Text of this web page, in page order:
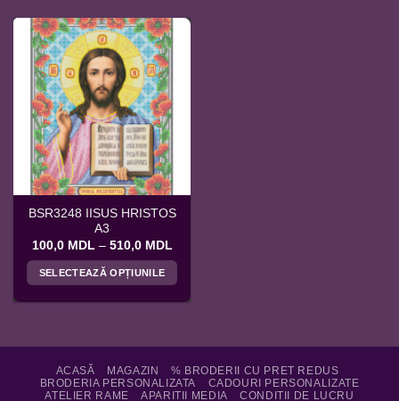
BSR3248 IISUS HRISTOS
A3
100,0 MDL – 510,0 MDL
prețuri:
100,0 MDL
la
SELECTEAZĂ OPȚIUNILE
mai
multe
variații.
ACASĂ MAGAZIN
% BRODERII CU PRET REDUS
BRODERIA PERSONALIZATA
CADOURI PERSONALIZATE
ATELIER RAME
APARITII MEDIA CONDITII DE LUCRU